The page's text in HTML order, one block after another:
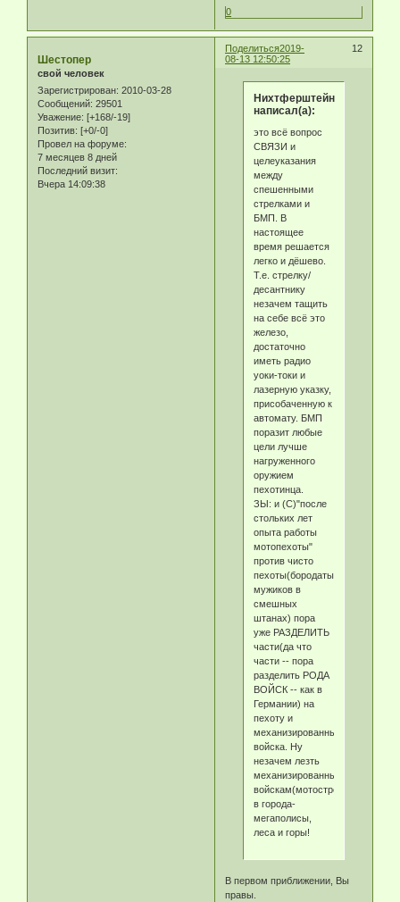
0
Поделиться 12
2019-
08-13 12:50:25
Шестопер
свой человек
Зарегистрирован: 2010-03-28
Сообщений: 29501
Уважение: [+168/-19]
Позитив: [+0/-0]
Провел на форуме:
7 месяцев 8 дней
Последний визит:
Вчера 14:09:38
Нихтферштейн
написал(а):
это всё вопрос
СВЯЗИ и
целеуказания
между
спешенными
стрелками и
БМП. В
настоящее
время решается
легко и дёшево.
Т.е. стрелку/
десантнику
незачем тащить
на себе всё это
железо,
достаточно
иметь радио
уоки-токи и
лазерную указку,
присобаченную к
автомату. БМП
поразит любые
цели лучше
нагруженного
оружием
пехотинца.
ЗЫ: и (С)"после
стольких лет
опыта работы
мотопехоты"
против чисто
пехоты(бородатых
мужиков в
смешных
штанах) пора
уже РАЗДЕЛИТЬ
части(да что
части -- пора
разделить РОДА
ВОЙСК -- как в
Германии) на
пехоту и
механизированные
войска. Ну
незачем лезть
механизированным
войскам(мотострелкам)
в города-
мегаполисы,
леса и горы!
В первом приближении, Вы
правы.